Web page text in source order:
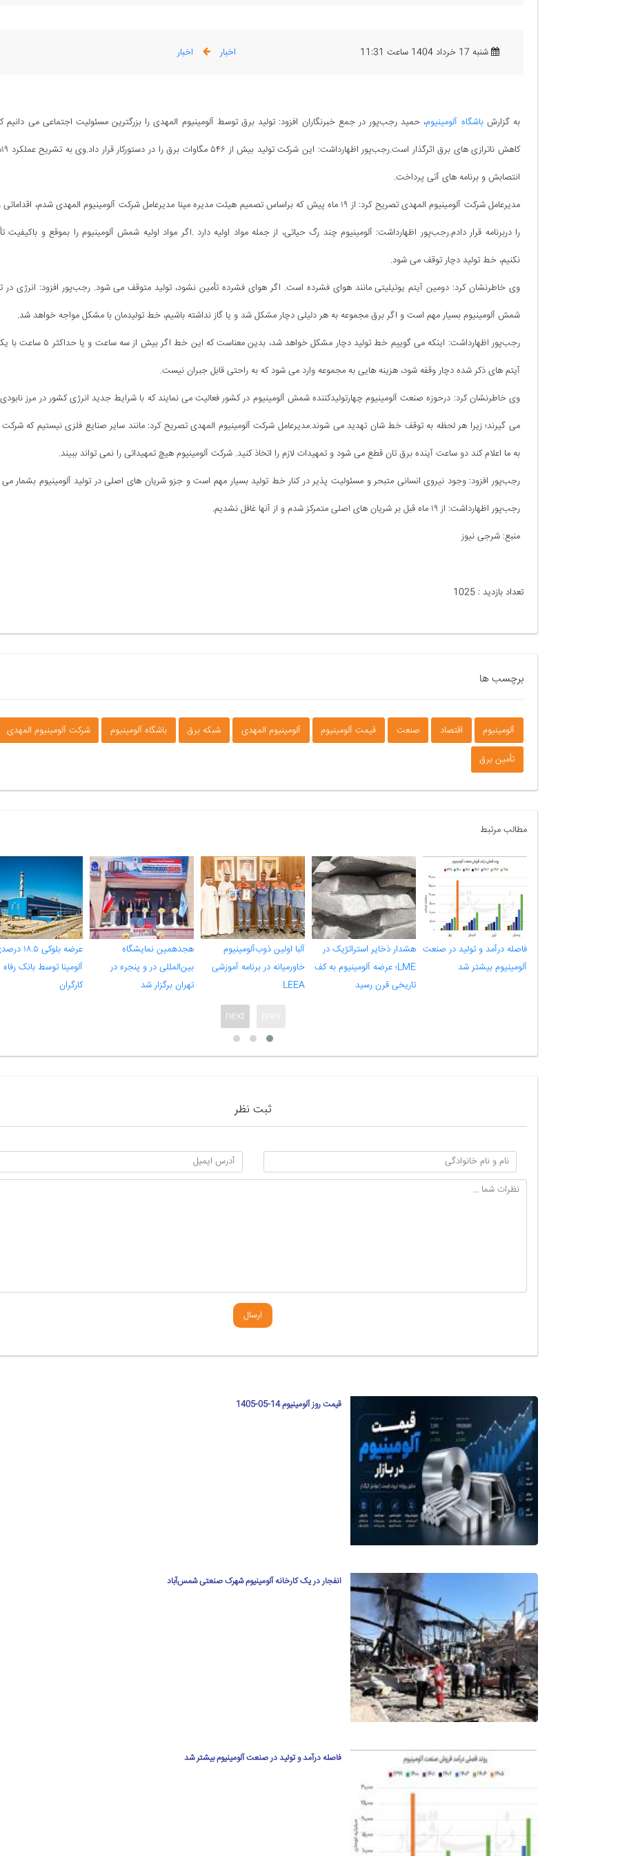
شنبه 17 خرداد 1404 ساعت 11:31 اخبار اخبار
به گزارشباشگاه آلومینیوم، حمید رجب‌پور در جمع خبرنگاران افزود: تولید برق توسط آلومینیوم المهدی را بزرگترین مسئولیت اجتماعی می دانیم
کاهش
انتصابش و برنامه های آتی پرداخت.
مدیرعامل شرکت آلومینیوم المهدی تصریح کرد: از ۱۹ ماه پیش که براساس تصمیم هیئت مدیره مپنا مدیرعامل شرکت آلومینیوم المهدی شدم،
را دربرنامه قرار دادم.رجب‌پور اظهارداشت: آلومینیوم چند رگ حیاتی، از جمله مواد اولیه دارد .اگر مواد اولیه شمش آلومینیوم را بموقع و باکیفیت
نکنیم، خط تولید دچار توقف می شود.
وی خاطرنشان کرد: دومین آیتم یوتیلیتی مانند هوای فشرده است. اگر هوای فشرده تأمین نشود، تولید متوقف می شود. رجب‌پور افزود: انرژی در
شمش آلومینیوم بسیار مهم است و اگر برق مجموعه به هر دلیلی دچار مشکل شد و یا گاز نداشته باشیم، خط تولیدمان با مشکل مواجه خواهد شد.
رجب‌پور اظهارداشت: اینکه می گوییم خط تولید دچار مشکل خواهد شد، بدین معناست که این خط اگر بیش
آیتم های ذکر شده دچار وقفه شود، هزینه هایی به مجموعه وارد می شود که به راحتی قابل جبران نیست.
وی خاطرنشان کرد: درحوزه صنعت آلومینیوم چهارتولیدکننده شمش آلومینیوم در کشور فعالیت می نمایند که با شرایط جدید انرژی کشور در مرز نابودی
می گیرند؛ زیرا هر لحظه به توقف خط شان تهدید می شوند.مدیرعامل شرکت آلومینیوم المهدی تصریح کرد: مانند سایر صنایع فلزی نیستیم که
به ما اعلام کند دو ساعت آینده برق تان قطع می شود و تمهیدات لازم را اتخاذ کنید. شرکت آلومینیوم هیچ تمهیداتی را نمی تواند ببیند.
رجب‌پور افزود: وجود نیروی انسانی متبحر و مسئولیت پذیر در کنار خط تولید بسیار مهم است و جزو شریان های اصلی در تولید آلومینیوم بشمار می
رجب‌پور اظهارداشت: از ۱۹ ماه قبل بر شریان های اصلی متمرکز شدم و از آنها غافل نشدیم.
منبع:‌ شرجی نیوز
تعداد بازدید : 1025
برچسب ها
آلومینیوم اقتصاد صنعت قیمت آلومینیوم آلومینیوم المهدی شبکه برق باشگاه آلومینیوم شرکت آلومینیوم المهدی
تأمین برق
مطالب مرتبط
فاصله درآمد و تولید در صنعت
آلومینیوم بیشتر شد
هشدار ذخایر استراتژیک در
LME؛ عرضه آلومینیوم به کف
تاریخی قرن رسید
آلبا اولین ذوب‌آلومینیوم
خاورمیانه در برنامه آموزشی
LEEA
هجدهمین نمایشگاه
بین‌المللی در و پنجره در
تهران برگزار شد
عرضه بلوکی
آلومینا توسط بانک رفاه
کارگران
next
ثبت نظر
ارسال
قیمت روز آلومینیوم 14-05-1405
انفجار در یک کارخانه آلومینیوم شهرک صنعتی شمس‌آباد
فاصله درآمد و تولید در صنعت آلومینیوم بیشتر شد